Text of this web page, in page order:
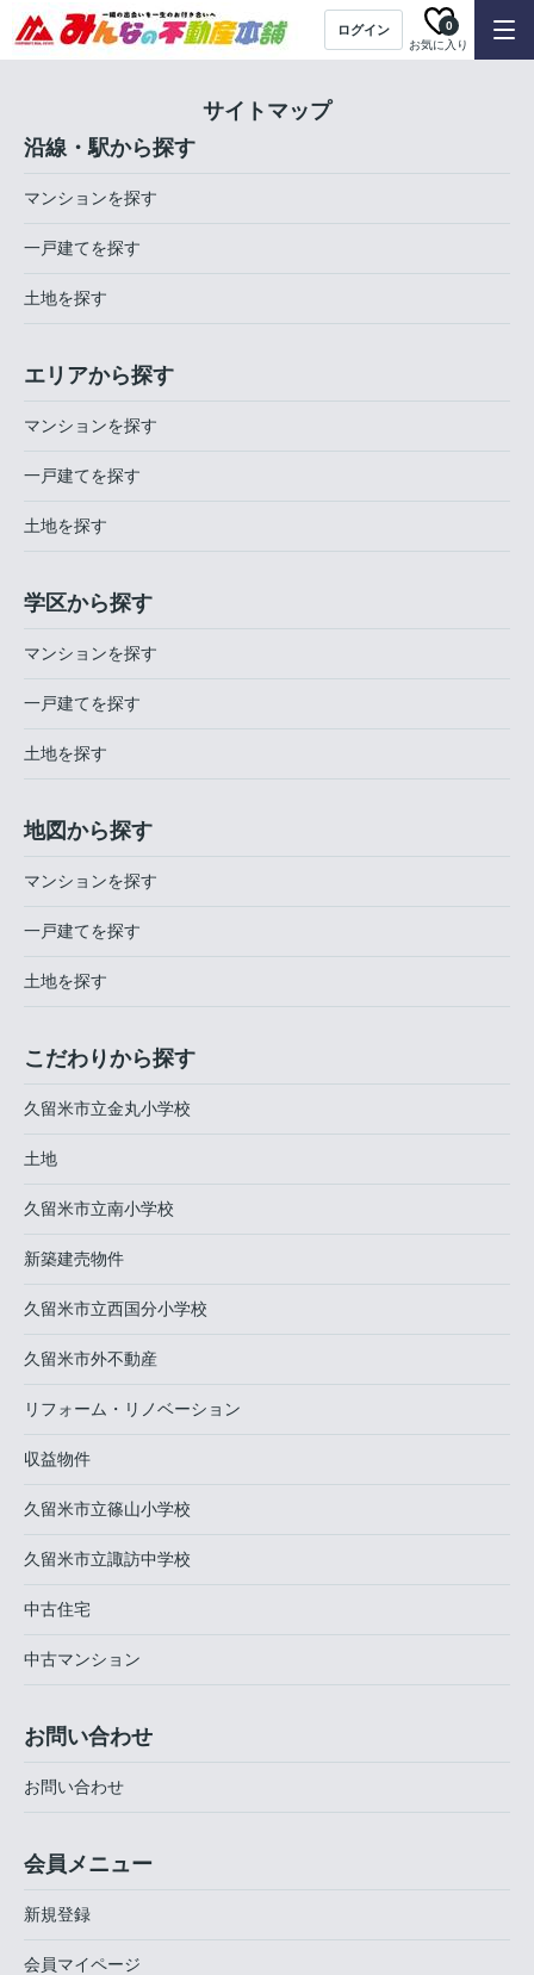
ログイン
お気に入り
0
サイトマップ
沿線・駅から探す
マンションを探す
一戸建てを探す
土地を探す
エリアから探す
マンションを探す
一戸建てを探す
土地を探す
学区から探す
マンションを探す
一戸建てを探す
土地を探す
地図から探す
マンションを探す
一戸建てを探す
土地を探す
こだわりから探す
久留米市立金丸小学校
土地
久留米市立南小学校
新築建売物件
久留米市立西国分小学校
久留米市外不動産
リフォーム・リノベーション
収益物件
久留米市立篠山小学校
久留米市立諏訪中学校
中古住宅
中古マンション
お問い合わせ
お問い合わせ
会員メニュー
新規登録
会員マイページ